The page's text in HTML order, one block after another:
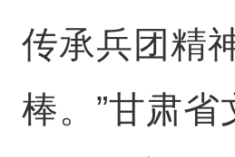
传承兵团精
棒。”甘肃省